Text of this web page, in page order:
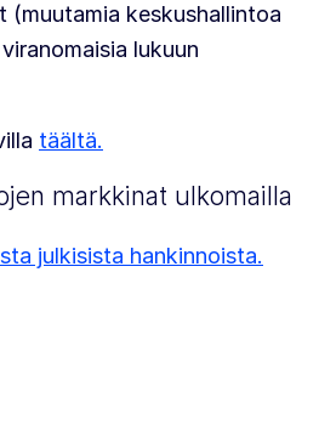
(muutamia keskushallintoa
lukuun
täältä.
markkinat ulkomailla
julkisista hankinnoista.